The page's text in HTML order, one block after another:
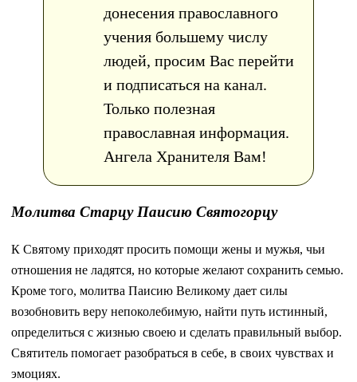
донесения православного
учения большему числу
людей, просим Вас перейти
и подписаться на канал.
Только полезная
православная информация.
Ангела Хранителя Вам!
Молитва Старцу Паисию Святогорцу
К Святому приходят просить помощи жены и мужья, чьи
отношения не ладятся, но которые желают сохранить семью.
Кроме того, молитва Паисию Великому дает силы
возобновить веру непоколебимую, найти путь истинный,
определиться с жизнью своею и сделать правильный выбор.
Святитель помогает разобраться в себе, в своих чувствах и
эмоциях.